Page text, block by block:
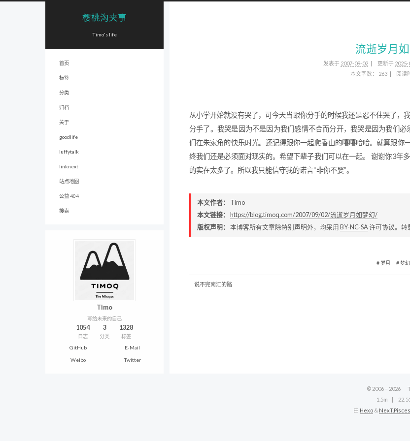
樱桃沟夹事
Timo's life
首页
标签
分类
归档
关于
goodlife
luffytalk
linknext
站点地图
公益 404
搜索
Timo
写给未来的自己
1054
日志
3
分类
1328
标签
GitHub
E-Mail
Weibo Twitter
流逝岁月
发表于 2007-09-02 更新于 2025-
本文字数：
263 阅读
从小学开始就没有哭了，可今天当跟你分手的时候我还是忍不住哭了，
分手了。我哭是因为不是因为我们感情不合而分开，我哭是因为我们
们在朱家角的快乐时光。还记得跟你一起爬香山的嘻嘻哈哈。就算跟
终我们还是必须面对现实的。希望下辈子我们可以在一起。 谢谢你3年
的实在太多了。所以我只能信守我的诺言“非你不娶”。
本文作者： Timo
本文链接：
https://blog.timoq.com/2007/09/02/流逝岁月如梦幻/
版权声明： 本博客所有文章除特别声明外，均采用BY-NC-SA许可协议。转
# 岁月 # 梦幻
说不完南汇的路
© 2006 – 2026
1.5m
22:51
由 Hexo & NexT.Pisces